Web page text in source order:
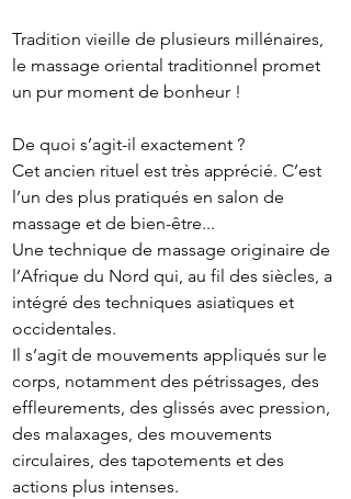
Tradition vieille de plusieurs millénaires,
le massage oriental traditionnel promet
un pur moment de bonheur !
De quoi s’agit-il exactement ?
Cet ancien rituel est très apprécié. C’est
l’un des plus pratiqués en salon de
massage et de bien-être...
Une technique de massage originaire de
l’Afrique du Nord qui, au fil des siècles, a
intégré des techniques asiatiques et
occidentales.
Il s’agit de mouvements appliqués sur le
corps, notamment des pétrissages, des
effleurements, des glissés avec pression,
des malaxages, des mouvements
circulaires, des tapotements et des
actions plus intenses.